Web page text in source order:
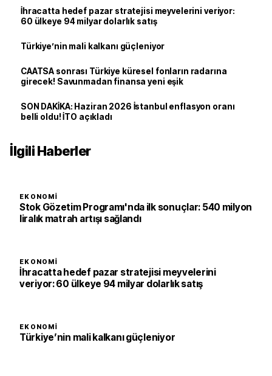
İhracatta hedef pazar stratejisi meyvelerini veriyor:
60 ülkeye 94 milyar dolarlık satış
Türkiye’nin mali kalkanı güçleniyor
CAATSA sonrası Türkiye küresel fonların radarına
girecek! Savunmadan finansa yeni eşik
SON DAKİKA: Haziran 2026 İstanbul enflasyon oranı
belli oldu! İTO açıkladı
İlgili Haberler
EKONOMI
Stok Gözetim Programı'nda ilk sonuçlar: 540 milyon
liralık matrah artışı sağlandı
EKONOMI
İhracatta hedef pazar stratejisi meyvelerini
veriyor: 60 ülkeye 94 milyar dolarlık satış
EKONOMI
Türkiye’nin mali kalkanı güçleniyor